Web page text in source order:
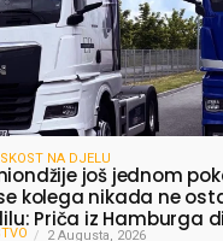
NA DJELU
još jednom
kolega nikada ne
Priča iz Hamburga
2 Augusta, 2026